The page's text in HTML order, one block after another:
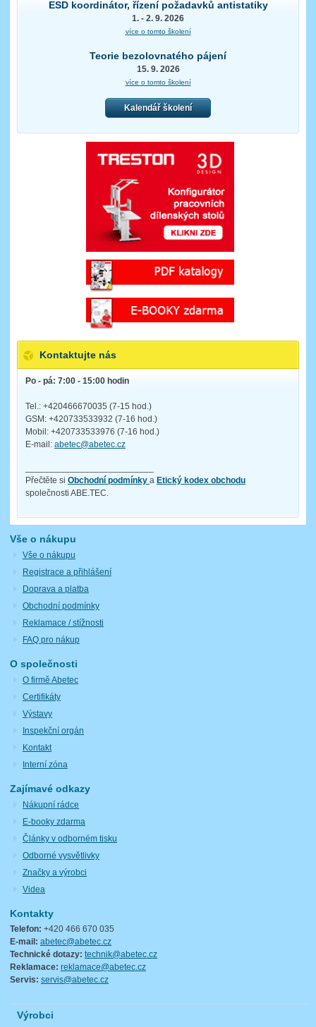
ESD koordinátor, řízení požadavků antistatiky
1. - 2. 9. 2026
více o tomto školení
Teorie bezolovnatého pájení
15. 9. 2026
více o tomto školení
Kalendář školení
Kontaktujte nás
Po - pá: 7:00 - 15:00 hodin
Tel.: +420466670035 (7-15 hod.)
GSM: +420733533932 (7-16 hod.)
Mobil: +420733533976 (7-16 hod.)
E-mail: abetec@abetec.cz
Přečtěte si Obchodní podmínky a Etický kodex obchodu
společnosti ABE.TEC.
Vše o nákupu
Vše o nákupu
Registrace a přihlášení
Doprava a platba
Obchodní podmínky
Reklamace / stížnosti
FAQ pro nákup
O společnosti
O firmě Abetec
Certifikáty
Výstavy
Inspekční orgán
Kontakt
Interní zóna
Zajímavé odkazy
Nákupní rádce
E-booky zdarma
Články v odborném tisku
Odborné vysvětlivky
Značky a výrobci
Videa
Kontakty
Telefon: +420 466 670 035
E-mail: abetec@abetec.cz
Technické dotazy: technik@abetec.cz
Reklamace: reklamace@abetec.cz
Servis: servis@abetec.cz
Výrobci